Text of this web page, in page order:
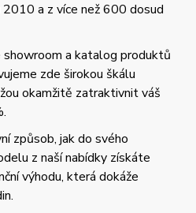
2010 a z více než 600 dosud
showroom a katalog produktů
zde širokou škálu
okamžitě zatraktivnit váš
způsob, jak do svého
z naší nabídky získáte
výhodu, která dokáže